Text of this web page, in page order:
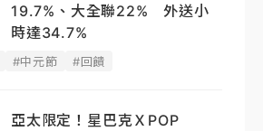
19.7%、大全聯22% 外送小
時達34.7%
#中元節 #回饋
亞太限定！星巴克ＸPOP